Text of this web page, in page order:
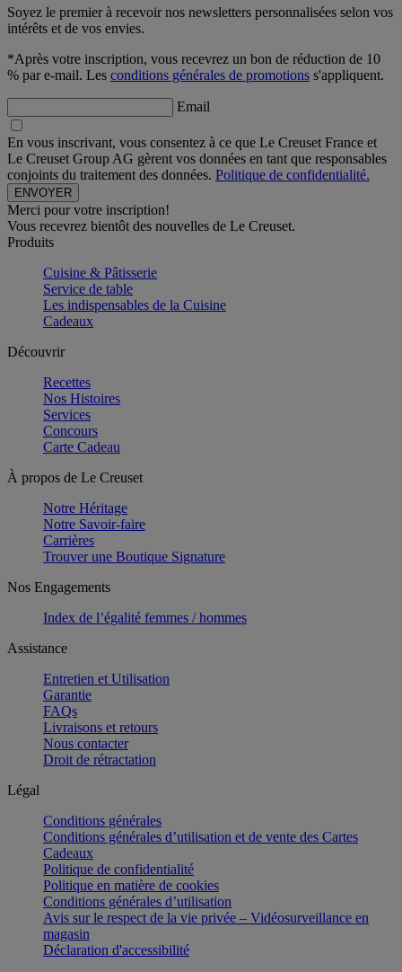
Soyez le premier à recevoir nos newsletters personnalisées selon vos
intérêts et de vos envies.
*Après votre inscription, vous recevrez un bon de réduction de 10
% par e-mail. Les conditions générales de promotions s'appliquent.
Email
En vous inscrivant, vous consentez à ce que Le Creuset France et
Le Creuset Group AG gèrent vos données en tant que responsables
conjoints du traitement des données. Politique de confidentialité.
Merci pour votre inscription!
Vous recevrez bientôt des nouvelles de Le Creuset.
Produits
Cuisine & Pâtisserie
Service de table
Les indispensables de la Cuisine
Cadeaux
Découvrir
Recettes
Nos Histoires
Services
Concours
Carte Cadeau
À propos de Le Creuset
Notre Héritage
Notre Savoir-faire
Carrières
Trouver une Boutique Signature
Nos Engagements
Index de l’égalité femmes / hommes
Assistance
Entretien et Utilisation
Garantie
FAQs
Livraisons et retours
Nous contacter
Droit de rétractation
Légal
Conditions générales
Conditions générales d’utilisation et de vente des Cartes
Cadeaux
Politique de confidentialité
Politique en matière de cookies
Conditions générales d’utilisation
Avis sur le respect de la vie privée – Vidéosurveillance en
magasin
Déclaration d'accessibilité